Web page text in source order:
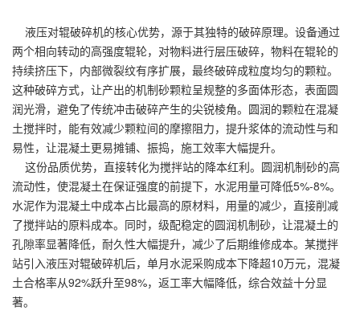
液压对辊破碎机的核心优势，源于其独特的破碎原理。设备通过
两个相向转动的高强度辊轮，对物料进行层压破碎，物料在辊轮的
持续挤压下，内部微裂纹有序扩展，最终破碎成粒度均匀的颗粒。
这种破碎方式，让产出的机制砂颗粒呈规整的多面体形态，表面圆
润光滑，避免了传统冲击破碎产生的尖锐棱角。圆润的颗粒在混凝
土搅拌时，能有效减少颗粒间的摩擦阻力，提升浆体的流动性与和
易性，让混凝土更易摊铺、振捣，施工效率大幅提升。
这份品质优势，直接转化为搅拌站的降本红利。圆润机制砂的高
流动性，使混凝土在保证强度的前提下，水泥用量可降低5%-8%。
水泥作为混凝土中成本占比最高的原材料，用量的减少，直接削减
了搅拌站的原料成本。同时，级配稳定的圆润机制砂，让混凝土的
孔隙率显著降低，耐久性大幅提升，减少了后期维修成本。某搅拌
站引入液压对辊破碎机后，单月水泥采购成本下降超10万元，混凝
土合格率从92%跃升至98%，返工率大幅降低，综合效益十分显
著。